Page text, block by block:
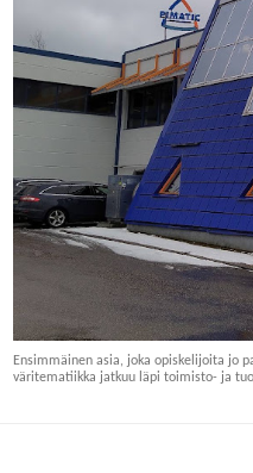
Ensimmäinen asia, joka opiskelijoita jo
väritematiikka jatkuu läpi toimisto- ja